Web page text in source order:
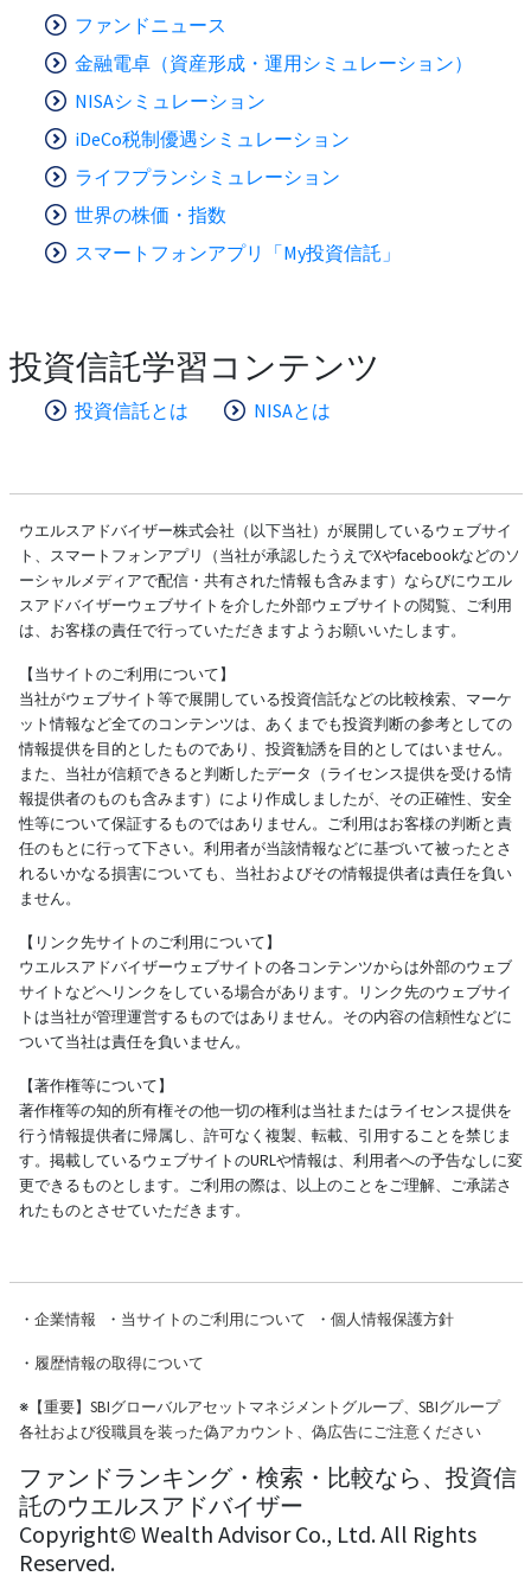
ファンドニュース
金融電卓（資産形成・運用シミュレーション）
NISAシミュレーション
iDeCo税制優遇シミュレーション
ライフプランシミュレーション
世界の株価・指数
スマートフォンアプリ「My投資信託」
投資信託学習コンテンツ
投資信託とは NISAとは
ウエルスアドバイザー株式会社（以下当社）が展開しているウェブサイ
ト、スマートフォンアプリ（当社が承認したうえでXやfacebookなどのソ
ーシャルメディアで配信・共有された情報も含みます）ならびにウエル
スアドバイザーウェブサイトを介した外部ウェブサイトの閲覧、ご利用
は、お客様の責任で行っていただきますようお願いいたします。
【当サイトのご利用について】
当社がウェブサイト等で展開している投資信託などの比較検索、マーケ
ット情報など全てのコンテンツは、あくまでも投資判断の参考としての
情報提供を目的としたものであり、投資勧誘を目的としてはいません。
また、当社が信頼できると判断したデータ（ライセンス提供を受ける情
報提供者のものも含みます）により作成しましたが、その正確性、安全
性等について保証するものではありません。ご利用はお客様の判断と責
任のもとに行って下さい。利用者が当該情報などに基づいて被ったとさ
れるいかなる損害についても、当社およびその情報提供者は責任を負い
ません。
【リンク先サイトのご利用について】
ウエルスアドバイザーウェブサイトの各コンテンツからは外部のウェブ
サイトなどへリンクをしている場合があります。リンク先のウェブサイ
トは当社が管理運営するものではありません。その内容の信頼性などに
ついて当社は責任を負いません。
【著作権等について】
著作権等の知的所有権その他一切の権利は当社またはライセンス提供を
行う情報提供者に帰属し、許可なく複製、転載、引用することを禁じま
す。掲載しているウェブサイトのURLや情報は、利用者への予告なしに変
更できるものとします。ご利用の際は、以上のことをご理解、ご承諾さ
れたものとさせていただきます。
・ 企業情報 ・ 当サイトのご利用について ・ 個人情報保護方針
・ 履歴情報の取得について
※【重要】SBIグローバルアセットマネジメントグループ、SBIグループ
各社および役職員を装った偽アカウント、偽広告にご注意ください
ファンドランキング・検索・比較なら、投資信
託のウエルスアドバイザー
Copyright© Wealth Advisor Co., Ltd. All Rights
Reserved.